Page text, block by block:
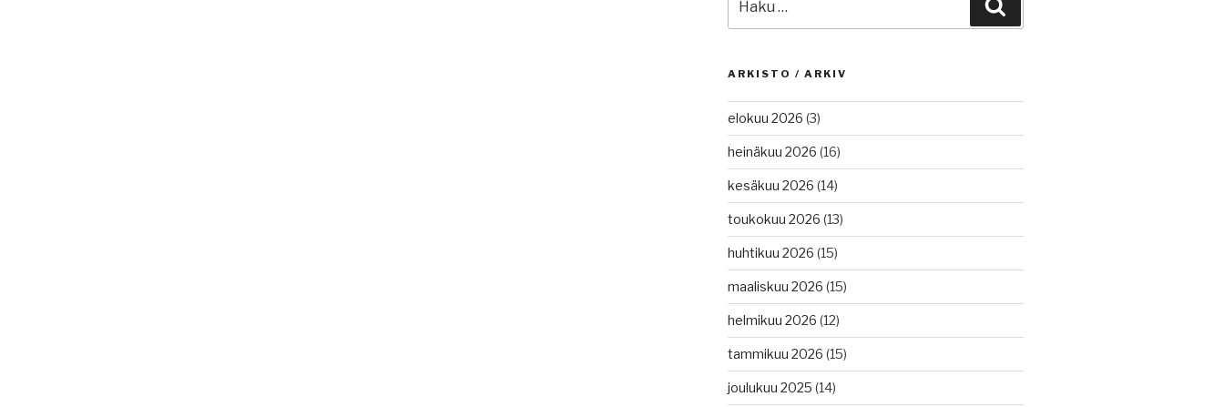
ARKISTO / ARKIV
elokuu 2026 (3)
heinäkuu 2026 (16)
kesäkuu 2026 (14)
toukokuu 2026 (13)
huhtikuu 2026 (15)
maaliskuu 2026 (15)
helmikuu 2026 (12)
tammikuu 2026 (15)
joulukuu 2025 (14)